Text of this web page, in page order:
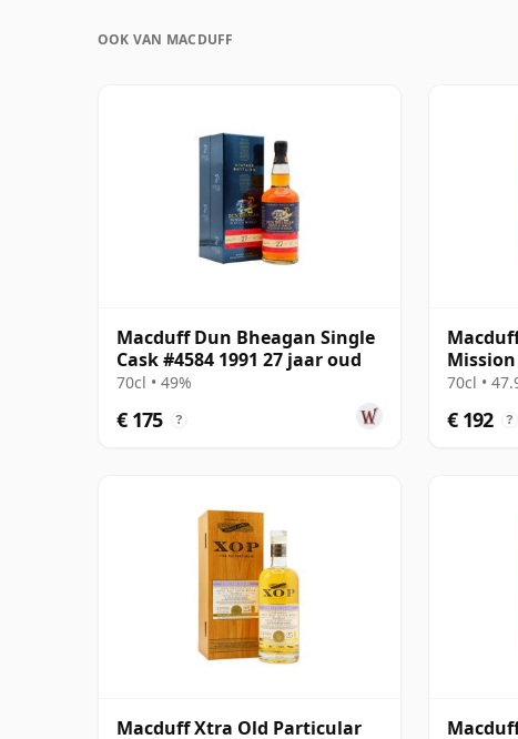
OOK VAN MACDUFF
Macduff Dun Bheagan Single
Cask #4584 1991 27 jaar oud
70cl • 49%
€ 175 ?
Lafite
70cl •
€ 192 ?
Macduff Xtra Old Particular